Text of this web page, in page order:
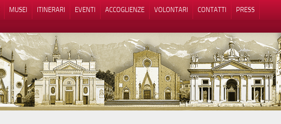
MUSEI ITINERARI EVENTI ACCOGLIENZE VOLONTARI CONTATTI
PRESS